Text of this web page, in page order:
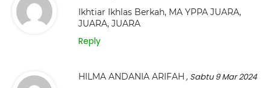
Ikhtiar Ikhlas Berkah, MA YPPA JUARA,
JUARA, JUARA
Reply
HILMA ANDANIA ARIFAH , Sabtu 9 Mar 2024